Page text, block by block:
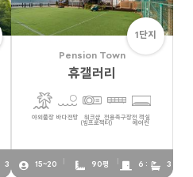
3
1단지
Pension Town
휴갤러리
야외풀장 바다전망
워크샵
(빔프로젝터)
전용족구장전 객실
에어컨
15~20 90평 6 : 3